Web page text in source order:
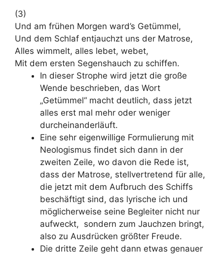
(3)
Und am frühen Morgen ward’s Getümmel,
Und dem Schlaf entjauchzt uns der Matrose,
Alles wimmelt, alles lebet, webet,
Mit dem ersten Segenshauch zu schiffen.
In dieser Strophe wird jetzt die große
Wende beschrieben, das Wort
„Getümmel“ macht deutlich, dass jetzt
alles erst mal mehr oder weniger
durcheinanderläuft.
Eine sehr eigenwillige Formulierung mit
Neologismus findet sich dann in der
zweiten Zeile, wo davon die Rede ist,
dass der Matrose, stellvertretend für alle,
die jetzt mit dem Aufbruch des Schiffs
beschäftigt sind, das lyrische ich und
möglicherweise seine Begleiter nicht nur
aufweckt, sondern zum Jauchzen bringt,
also zu Ausdrücken größter Freude.
Die dritte Zeile geht dann etwas genauer